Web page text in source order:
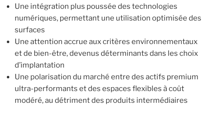
Une intégration plus poussée des technologies
numériques, permettant une utilisation optimisée des
surfaces
Une attention accrue aux critères environnementaux
et de bien-être, devenus déterminants dans les choix
d’implantation
Une polarisation du marché entre des actifs premium
ultra-performants et des espaces flexibles à coût
modéré, au détriment des produits intermédiaires